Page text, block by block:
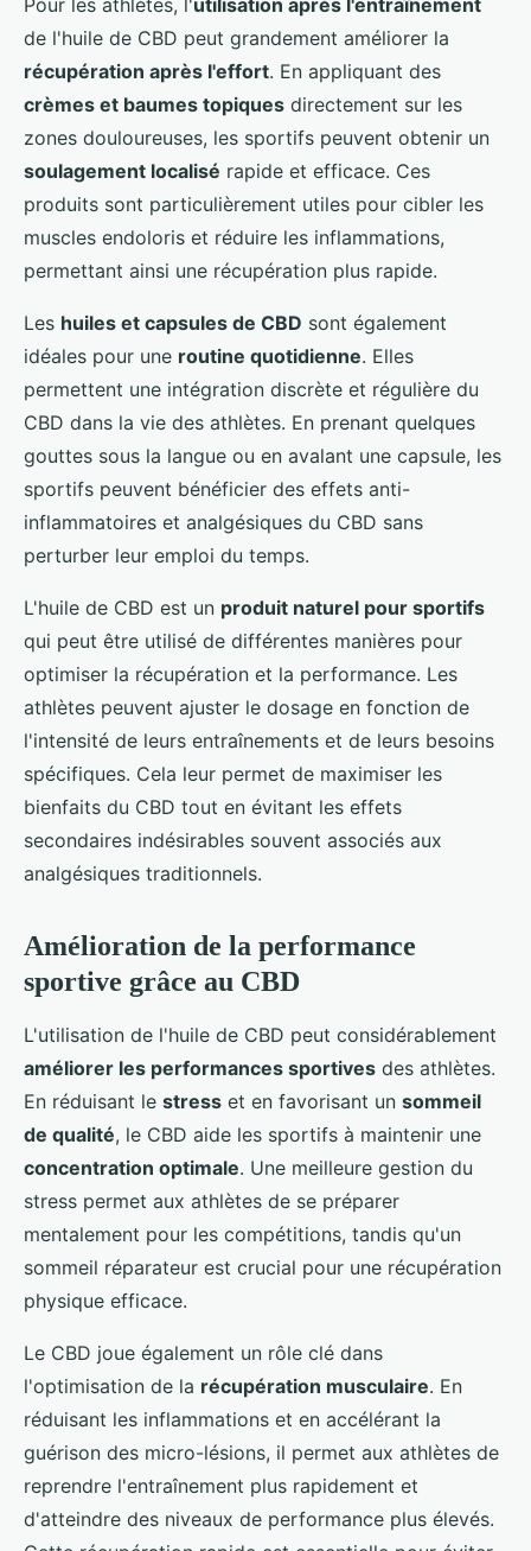
de l'huile de CBD peut grandement améliorer la
récupération après l'effort. En appliquant des
crèmes et baumes topiques directement sur les
zones douloureuses, les sportifs peuvent obtenir un
soulagement localisé rapide et efficace. Ces
produits sont particulièrement utiles pour cibler les
muscles endoloris et réduire les inflammations,
permettant ainsi une récupération plus rapide.
Les huiles et capsules de CBD sont également
idéales pour une routine quotidienne. Elles
permettent une intégration discrète et régulière du
CBD dans la vie des athlètes. En prenant quelques
gouttes sous la langue ou en avalant une capsule, les
sportifs peuvent bénéficier des effets anti-
inflammatoires et analgésiques du CBD sans
perturber leur emploi du temps.
L'huile de CBD est un produit naturel pour sportifs
qui peut être utilisé de différentes manières pour
optimiser la récupération et la performance. Les
athlètes peuvent ajuster le dosage en fonction de
l'intensité de leurs entraînements et de leurs besoins
spécifiques. Cela leur permet de maximiser les
bienfaits du CBD tout en évitant les effets
secondaires indésirables souvent associés aux
analgésiques traditionnels.
Amélioration de la performance
sportive grâce au CBD
L'utilisation de l'huile de CBD peut considérablement
améliorer les performances sportives des athlètes.
En réduisant le stress et en favorisant un sommeil
de qualité, le CBD aide les sportifs à maintenir une
concentration optimale. Une meilleure gestion du
stress permet aux athlètes de se préparer
mentalement pour les compétitions, tandis qu'un
sommeil réparateur est crucial pour une récupération
physique efficace.
Le CBD joue également un rôle clé dans
l'optimisation de la récupération musculaire. En
réduisant les inflammations et en accélérant la
guérison des micro-lésions, il permet aux athlètes de
reprendre l'entraînement plus rapidement et
d'atteindre des niveaux de performance plus élevés.